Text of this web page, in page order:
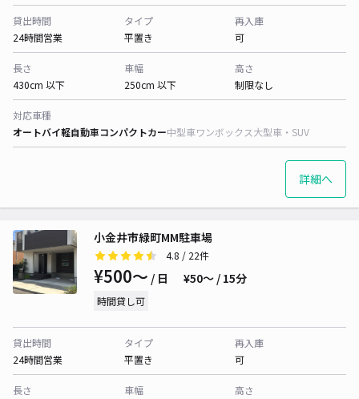
貸出時間
24時間営業
タイプ
平置き
再入庫
可
長さ
430cm 以下
車幅
250cm 以下
高さ
制限なし
対応車種
オートバイ軽自動車コンパクトカー中型車ワンボックス大型車・SUV
詳細へ
小金井市緑町MM駐車場
4.8 / 22件
¥500〜 / 日 ¥50〜 / 15分
時間貸し可
貸出時間
24時間営業
タイプ
平置き
再入庫
可
長さ
車幅
高さ